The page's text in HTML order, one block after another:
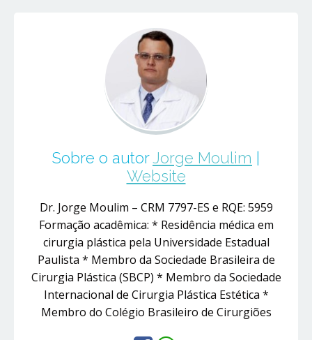
Sobre o autorJorge Moulim
Website
Dr. Jorge Moulim – CRM 7797-ES e RQE: 5959
Formação acadêmica: * Residência médica em
cirurgia plástica pela Universidade Estadual
Paulista * Membro da Sociedade Brasileira de
Cirurgia Plástica (SBCP) * Membro da Sociedade
Internacional de Cirurgia Plástica Estética *
Membro do Colégio Brasileiro de Cirurgiões